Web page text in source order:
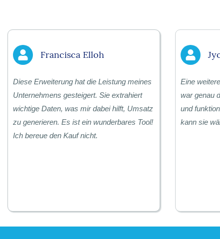
Francisca Elloh
Diese Erweiterung hat die Leistung meines
Unternehmens gesteigert. Sie extrahiert
wichtige Daten, was mir dabei hilft, Umsatz
zu generieren. Es ist ein wunderbares Tool!
Ich bereue den Kauf nicht.
Eine
war genau
und
kann sie